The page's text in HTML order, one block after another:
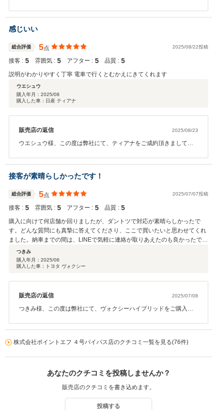
せm(_ _)m弊社ではお客様にご納得頂き、気持ち良くご購入頂ける様
心掛けております！ご納車後のサポートなども出来ればと思ってお
りますので、ご不明な点等御座いましたらお気軽にお問い合わせく
ださい！今後とも宜しくお願い致しますm(_ _)m
感じいい
総合評価 5点 2025/08/22投稿
接客 : 5 雰囲気 : 5 アフター : 5 品質 : 5
説明がわかりやすく丁寧 電車で行くとむかえにきてくれます
ウエシュウ
購入年月： 2025/08
購入した車：日産 ティアナ
販売店の返信 2025/08/23
ウエシュウ様、この度は弊社にて、ティアナをご成約頂きまして誠
にご納車出来る様に進めさせて頂きますので今しばらくお待ちくだ
さい！ご納車の際も駅までお迎えに上がりますのでお気軽にご連絡
ください！ティアナの方も綺麗な一台となっておりますので、是非
大事にお乗り頂ければと思います！！弊社はお客様により良いサー
ビスを出来るように今後も頑張りますので、ご購入後（納車後）も
何か御座いましたら、お気軽にご相談下さいませ！この度はお買い
上げ頂き誠に有難う御座いました！今後もポイントエフを宜しくお
願い致しますm(_ _)m
接客が素晴らしかったです！
総合評価 5点 2025/07/07投稿
接客 : 5 雰囲気 : 5 アフター : 5 品質 : 5
購入に向けて何店舗か回りましたが、ダントツで対応が素晴らしかったで
す。どんな質問にも真摯に答えてくださり、ここで買いたいと思わせてくれ
ました。納車までの間は、LINEで気軽に連絡が取りあえたのも良かったで
す。また機会がありましたら宜しくお願いします。この度はお世話になりま
した。
つきみ
購入年月： 2025/06
購入した車：トヨタ ヴォクシー
販売店の返信 2025/07/08
つきみ様、この度は弊社にて、ヴォクシーハイブリッドをご購入＆
ったです！弊社ではお客様に、ご納得＆ご満足頂けるサービスを心
役割でもあります！今後も頑張りますので、今後も何か御座いまし
難う御座いました！素敵なカーライフをお過ごしください！今後も
ポイントエフ４号バイパス店を宜しくお願い致しますm(_ _)m
株式会社ポイントエフ ４号バイパス店のクチコミ一覧を見る(76件)
あなたのクチコミを投稿しませんか？
販売店のクチコミを書き込めます。
投稿する